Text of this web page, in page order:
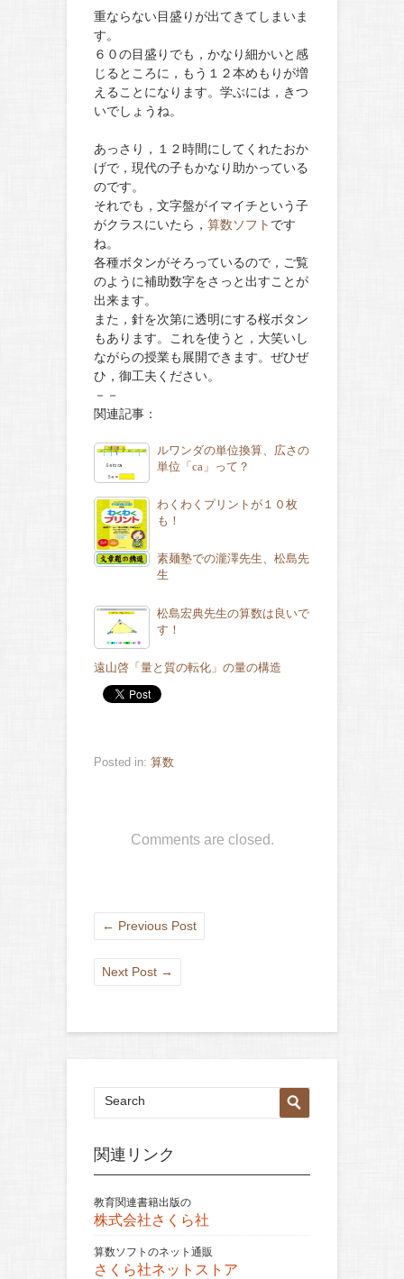
重ならない目盛りが出てきてしまいま
す。
６０の目盛りでも，かなり細かいと感
じるところに，もう１２本めもりが増
えることになります。学ぶには，きつ
いでしょうね。
あっさり，１２時間にしてくれたおか
げで，現代の子もかなり助かっている
のです。
それでも，文字盤がイマイチという子
がクラスにいたら， 算数ソフト です
ね。
各種ボタンがそろっているので，ご覧
のように補助数字をさっと出すことが
出来ます。
また，針を次第に透明にする桜ボタン
もあります。これを使うと，大笑いし
ながらの授業も展開できます。ぜひぜ
ひ，御工夫ください。
－－
関連記事：
ルワンダの単位換算、広さの
単位「ca」って？
わくわくプリントが１０枚
も！
素麺塾での瀧澤先生、松島先
生
松島宏典先生の算数は良いで
す！
遠山啓「量と質の転化」の量の構造
Posted in: 算数
Comments are closed.
← Previous Post
Next Post →
関連リンク
教育関連書籍出版の
株式会社さくら社
算数ソフトのネット通販
さくら社ネットストア